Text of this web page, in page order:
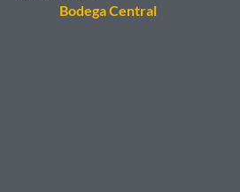
Bodega Central